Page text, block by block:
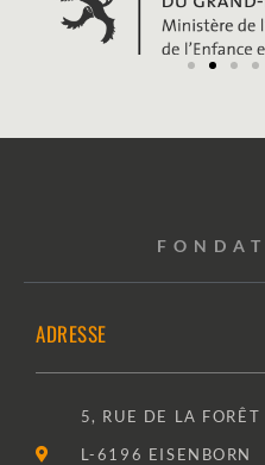
ADRESSE
5, RUE DE LA FORÊT
L-6196 EISENBORN